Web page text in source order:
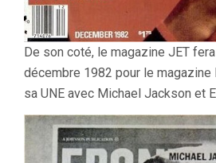
De son coté, le magazine JET
décembre 1982 pour le magazine
sa UNE avec Michael Jackson et